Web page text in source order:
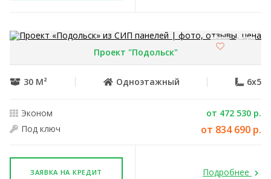
Проект "Подольск"
30 М² Одноэтажный 6x5
Эконом
от 472 530 р.
Под ключ
от 834 690 р.
ЗАЯВКА НА КРЕДИТ Подробнее